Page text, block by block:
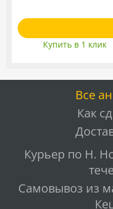
Купить в 1 клик
Все
Как
Курьер по Н.
Самовывоз из